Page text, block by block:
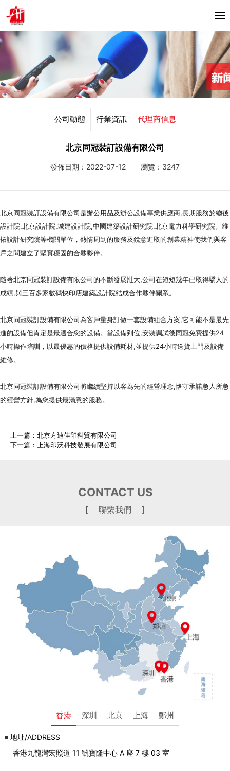
首頁
關於我們
產品中心
Horizon
Foliant
Zechini
合作夥伴
解決方案
行業資訊
代理商信息
公司動態 行業資訊 代理商信息
北京同冠裝訂設備有限公司
發佈日期：2022-07-12 瀏覽：3247
北京同冠裝訂設備有限公司是辦公用品及辦公設備專業供應商,長期服務於總後
設計院,北京設計院,城建設計院,中國建築設計研究院,北京電力科學研究院。維
拓設計研究院等機關單位，熱情周到的服務及銳意進取的創業精神使我們與客
戶之間建立了堅實穩固的合夥夥伴。
隨著北京同冠裝訂設備有限公司的不斷發展壯大,公司在短短幾年已取得驕人的
成績,與三百多家數碼快印店建築設計院結成合作夥伴關系。
北京同冠裝訂設備有限公司為客戶量身訂做一套設備組合方案,它可能不是最先
進的設備但肯定是最適合您的設備。當設備到位,安裝調試後同冠免費提供24
小時操作培訓，以最優惠的價格提供設備耗材,並提供24小時送貨上門及設備
維修。
北京同冠裝訂設備有限公司將繼續堅持以客為先的經營理念,恪守承諾急人所急
的經營方針,為您提供最滿意的服務。
上一篇： 北京方迪佳印科貿有限公司
下一篇： 上海印沃科技發展有限公司
CONTACT US
[ 聯繫我們 ]
香港 深圳 北京 上海 鄭州
地址/ADDRESS
香港九龍灣宏照道 11 號寶隆中心 A 座 7 樓 03 室